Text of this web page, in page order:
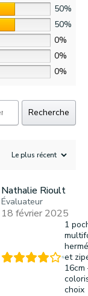
50%
50%
0%
0%
0%
Recherche
Nathalie Rioult
Évaluateur
18 février 2025
1
et
16cm
choix